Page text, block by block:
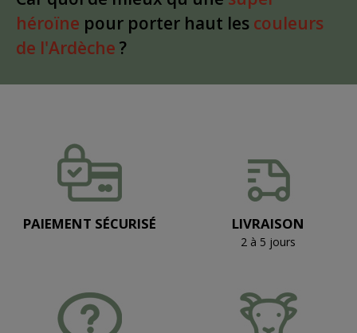
héroïne pour porter haut les couleurs
de l'Ardèche ?
PAIEMENT SÉCURISÉ LIVRAISON
2 à 5 jours